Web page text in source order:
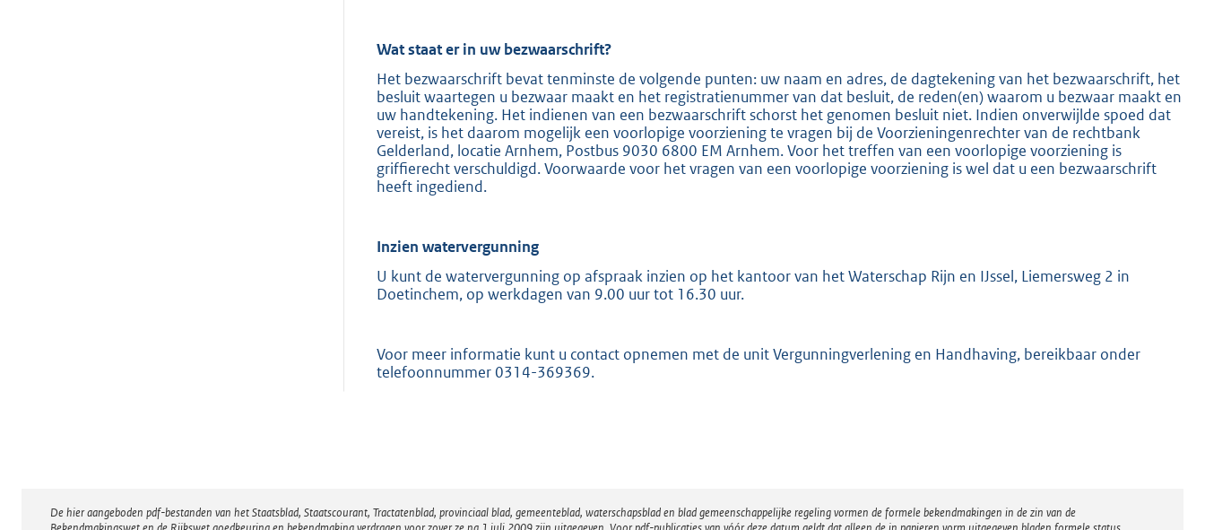
Wat staat er in uw bezwaarschrift?
Het bezwaarschrift bevat tenminste de volgende punten: uw naam en adres, de dagtekening van het bezwaarschrift, het
besluit waartegen u bezwaar maakt en het registratienummer van dat besluit, de reden(en) waarom u bezwaar maakt en
uw handtekening. Het indienen van een bezwaarschrift schorst het genomen besluit niet. Indien onverwijlde spoed dat
vereist, is het daarom mogelijk een voorlopige voorziening te vragen bij de Voorzieningenrechter van de rechtbank
Gelderland, locatie Arnhem, Postbus 9030 6800 EM Arnhem. Voor het treffen van een voorlopige voorziening is
griffierecht verschuldigd. Voorwaarde voor het vragen van een voorlopige voorziening is wel dat u een bezwaarschrift
heeft ingediend.
Inzien watervergunning
U kunt de watervergunning op afspraak inzien op het kantoor van het Waterschap Rijn en IJssel, Liemersweg 2 in
Doetinchem, op werkdagen van 9.00 uur tot 16.30 uur.
Voor meer informatie kunt u contact opnemen met de unit Vergunningverlening en Handhaving, bereikbaar onder
telefoonnummer 0314-369369.
Disclaimer
De hier aangeboden pdf-bestanden van het Staatsblad, Staatscourant, Tractatenblad, provinciaal blad, gemeenteblad, waterschapsblad en blad gemeenschappelijke regeling vormen de formele bekendmakingen in de zin van de